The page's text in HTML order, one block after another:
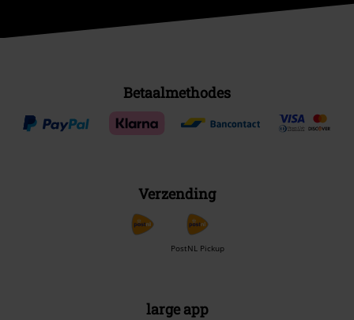
Betaalmethodes
Verzending
PostNL Pickup
large app